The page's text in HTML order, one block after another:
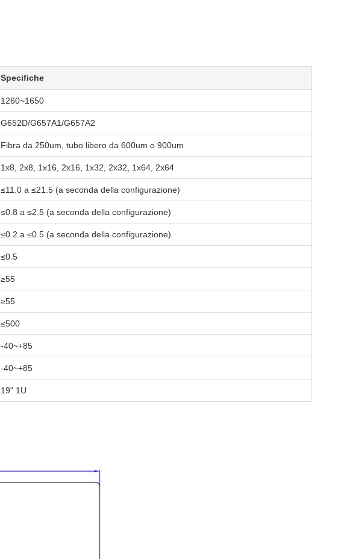
Specifiche
1260~1650
G652D/G657A1/G657A2
Fibra da 250um, tubo libero da 600um o 900um
1x8, 2x8, 1x16, 2x16, 1x32, 2x32, 1x64, 2x64
≤11.0 a ≤21.5 (a seconda della configurazione)
≤0.8 a ≤2.5 (a seconda della configurazione)
≤0.2 a ≤0.5 (a seconda della configurazione)
≤0.5
≥55
≥55
≤500
-40~+85
-40~+85
19" 1U